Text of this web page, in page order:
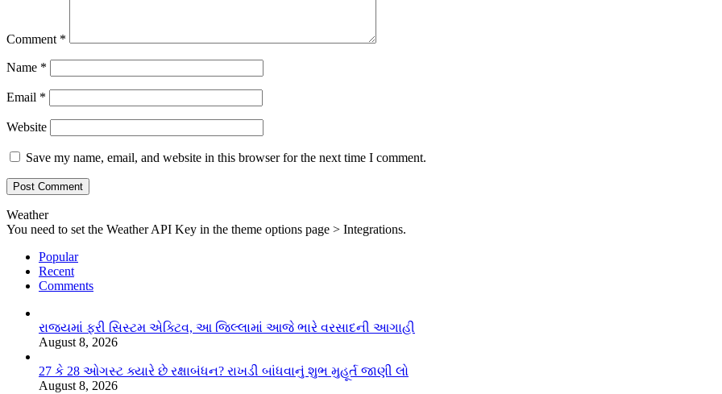
Comment *
Name *
Email *
Website
Save my name, email, and website in this browser for the next time I comment.
Weather
You need to set the Weather API Key in the theme options page > Integrations.
Popular
Recent
Comments
રાજ્યમાં ફરી સિસ્ટમ એક્ટિવ, આ જિલ્લામાં આજે ભારે વરસાદની આગાહી
August 8, 2026
27 કે 28 ઓગસ્ટ ક્યારે છે રક્ષાબંધન? રાખડી બાંધવાનું શુભ મુહૂર્ત જાણી લો
August 8, 2026